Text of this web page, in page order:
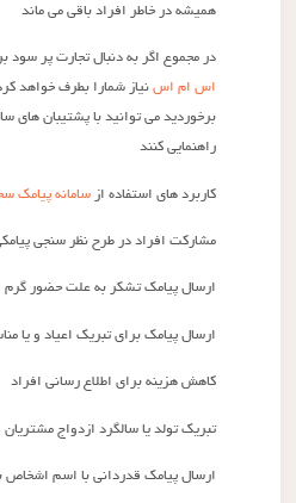
همیشه در خاطر افراد باقی می ماند
در مجموع اگر به دنبال تجارت پر سود
اس ام اسنیاز شمارا بطرف خواهد کرد
برخوردید می توانید با پشتیبان های
راهنمایی کنند
کاربرد های استفاده ازسامانه پیامک
مشارکت افراد در طرح نظر سنجی پیامکی
ارسال پیامک تشکر به علت حضور گرم
ارسال پیامک برای تبریک اعیاد و یا
کاهش هزینه برای اطلاع رسانی افراد
تبریک تولد یا سالگرد ازدواج مشتریان
ارسال پیامک قدردانی با اسم اشخاص